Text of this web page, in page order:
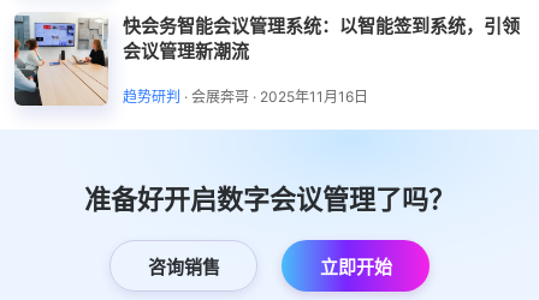
快会务智能会议管理系统：以智能签到系统，引领
会议管理新潮流
趋势研判 · 会展奔哥 · 2025年11月16日
准备好开启数字会议管理了吗？
咨询销售 立即开始